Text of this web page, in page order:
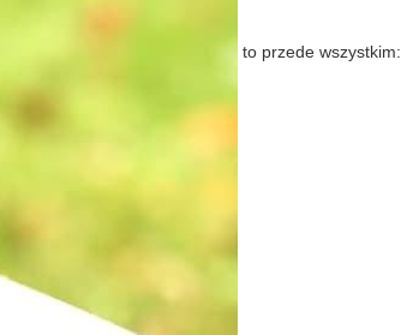
to przede wszystkim: